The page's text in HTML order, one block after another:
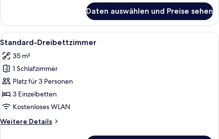
Doppelzimmer,
Queen-
Daten auswählen und Preise sehen
Alle
Fotos
für
Standard-
Dreibettzimmer
anzeigen
Standard-Dreibettzimmer |
5
Standard-Dreibettzimmer
35 m²
1 Schlafzimmer
Platz für 3 Personen
3 Einzelbetten
Kostenloses WLAN
Weitere Details
Weitere